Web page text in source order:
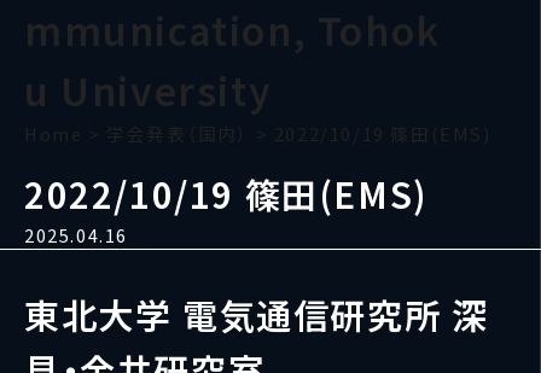
mmunication, Tohok
u University
Home > 学会発表（国内） > 2022/10/19 篠田(EMS)
2022/10/19 篠田(EMS)
2025.04.16
東北大学 電気通信研究所 深